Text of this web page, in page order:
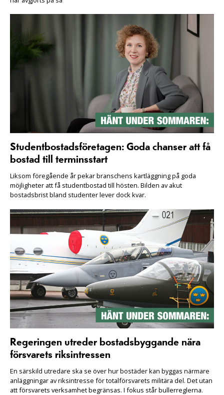
Studentbostadsföretagen: Goda chanser att få
bostad till terminsstart
Liksom föregående år pekar branschens kartläggning på goda
möjligheter att få studentbostad till hösten. Bilden av akut
bostadsbrist bland studenter lever dock kvar.
Regeringen utreder bostadsbyggande nära
försvarets riksintressen
En särskild utredare ska se över hur bostäder kan byggas närmare
anläggningar av riksintresse för totalförsvarets militära del. Det utan
att försvarets verksamhet begränsas. I fokus står bullerreglerna.